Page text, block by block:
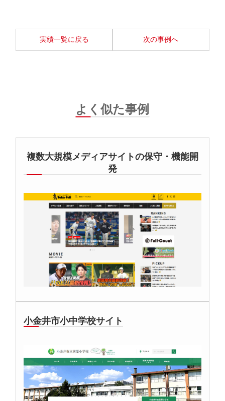
実績一覧に戻る 次の事例へ
よく似た事例
複数大規模メディアサイトの保守・機能開
発
小金井市小中学校サイト